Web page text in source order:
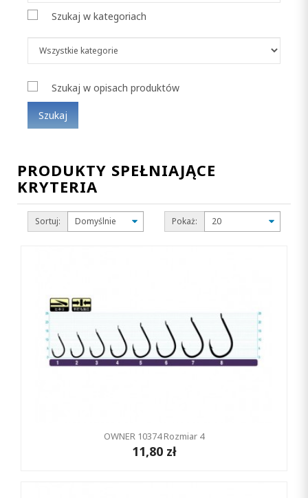
Szukaj w kategoriach
Szukaj w opisach produktów
PRODUKTY SPEŁNIAJĄCE
KRYTERIA
Sortuj: Pokaż:
OWNER 10374 Rozmiar 4
11,80 zł